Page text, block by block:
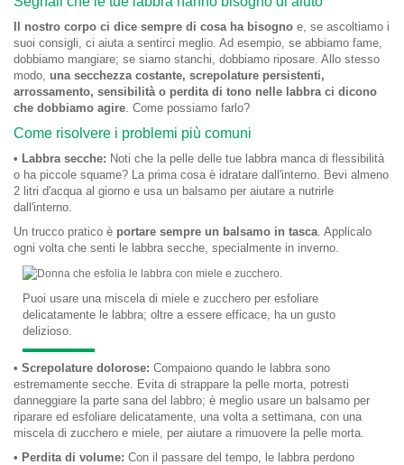
Il nostro corpo ci dice sempre di cosa ha bisogno e, se ascoltiamo i
suoi consigli, ci aiuta a sentirci meglio. Ad esempio, se abbiamo fame,
dobbiamo mangiare; se siamo stanchi, dobbiamo riposare. Allo stesso
modo, una secchezza costante, screpolature persistenti,
arrossamento, sensibilità o perdita di tono nelle labbra ci dicono
che dobbiamo agire. Come possiamo farlo?
Come risolvere i problemi più comuni
• Labbra secche: Noti che la pelle delle tue labbra manca di flessibilità
o ha piccole squame? La prima cosa è idratare dall'interno. Bevi almeno
2 litri d'acqua al giorno e usa un balsamo per aiutare a nutrirle
dall'interno.
Un trucco pratico è portare sempre un balsamo in tasca. Applicalo
ogni volta che senti le labbra secche, specialmente in inverno.
Puoi usare una miscela di miele e zucchero per esfoliare
delicatamente le labbra; oltre a essere efficace, ha un gusto
delizioso.
• Screpolature dolorose: Compaiono quando le labbra sono
estremamente secche. Evita di strappare la pelle morta, potresti
danneggiare la parte sana del labbro; è meglio usare un balsamo per
riparare ed esfoliare delicatamente, una volta a settimana, con una
miscela di zucchero e miele, per aiutare a rimuovere la pelle morta.
• Perdita di volume: Con il passare del tempo, le labbra perdono